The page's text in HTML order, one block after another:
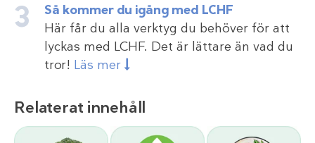
Så kommer du igång med LCHF
Här får du alla verktyg du behöver för att
lyckas med LCHF. Det är lättare än vad du
tror! Läs mer
Relaterat innehåll